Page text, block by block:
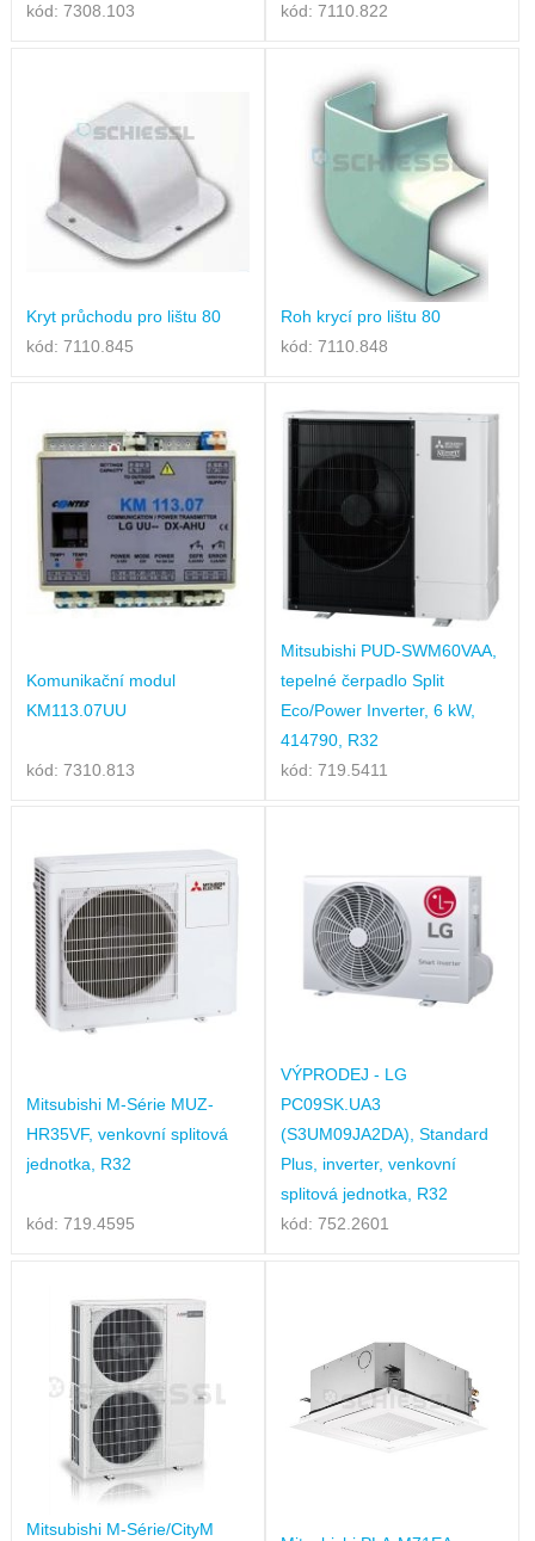
kód: 7308.103
kód: 7110.822
Kryt průchodu pro lištu 80
kód: 7110.845
Roh krycí pro lištu 80
kód: 7110.848
Komunikační modul
KM113.07UU
kód: 7310.813
Mitsubishi PUD-SWM60VAA,
tepelné čerpadlo Split
Eco/Power Inverter, 6 kW,
414790, R32
kód: 719.5411
Mitsubishi M-Série MUZ-
HR35VF, venkovní splitová
jednotka, R32
kód: 719.4595
VÝPRODEJ - LG
PC09SK.UA3
(S3UM09JA2DA), Standard
Plus, inverter, venkovní
splitová jednotka, R32
kód: 752.2601
Mitsubishi M-Série/CityM